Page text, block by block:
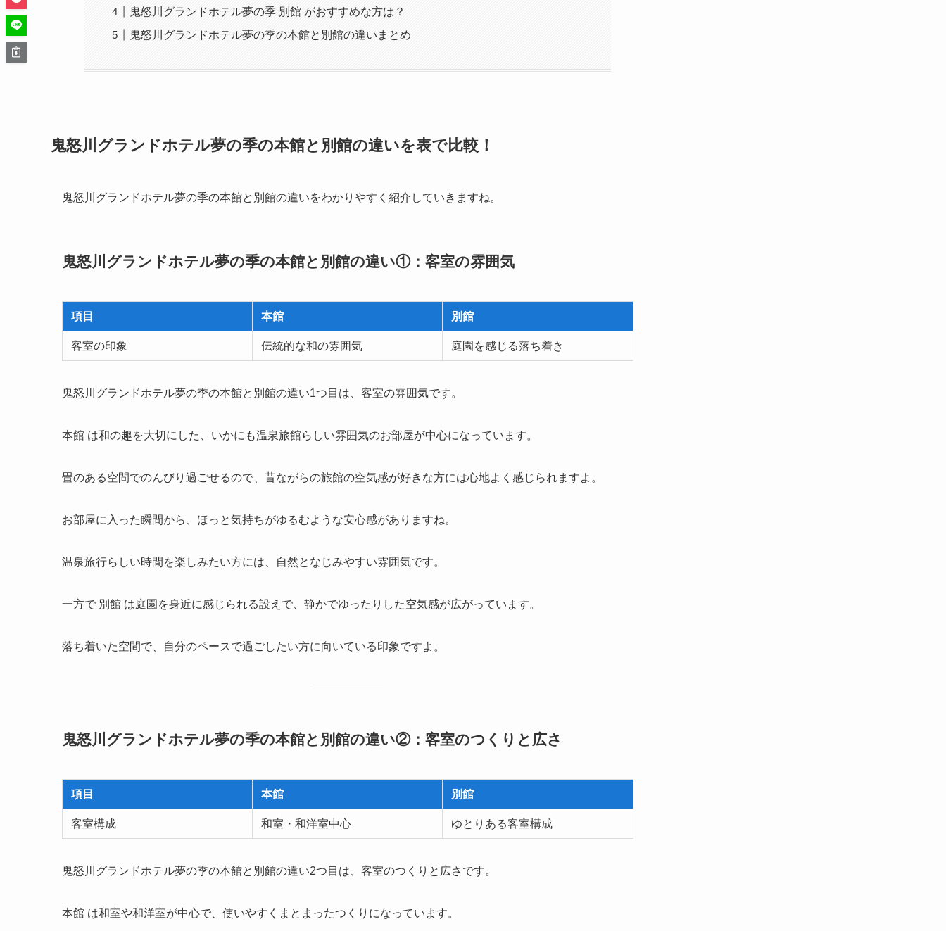
鬼怒川グランドホテル夢の季 別館 がおすすめな方は？
鬼怒川グランドホテル夢の季の本館と別館の違いまとめ
鬼怒川グランドホテル夢の季の本館と別館の違いを表で比較！
鬼怒川グランドホテル夢の季の本館と別館の違いをわかりやすく紹介していきますね。
鬼怒川グランドホテル夢の季の本館と別館の違い①：客室の雰囲気
項目 本館 別館
客室の印象 伝統的な和の雰囲気 庭園を感じる落ち着き
鬼怒川グランドホテル夢の季の本館と別館の違い1つ目は、客室の雰囲気です。
本館 は和の趣を大切にした、いかにも温泉旅館らしい雰囲気のお部屋が中心になっています。
畳のある空間でのんびり過ごせるので、昔ながらの旅館の空気感が好きな方には心地よく感じられますよ。
お部屋に入った瞬間から、ほっと気持ちがゆるむような安心感がありますね。
温泉旅行らしい時間を楽しみたい方には、自然となじみやすい雰囲気です。
一方で 別館 は庭園を身近に感じられる設えで、静かでゆったりした空気感が広がっています。
落ち着いた空間で、自分のペースで過ごしたい方に向いている印象ですよ。
鬼怒川グランドホテル夢の季の本館と別館の違い②：客室のつくりと広さ
項目 本館 別館
客室構成 和室・和洋室中心 ゆとりある客室構成
鬼怒川グランドホテル夢の季の本館と別館の違い2つ目は、客室のつくりと広さです。
本館 は和室や和洋室が中心で、使いやすくまとまったつくりになっています。